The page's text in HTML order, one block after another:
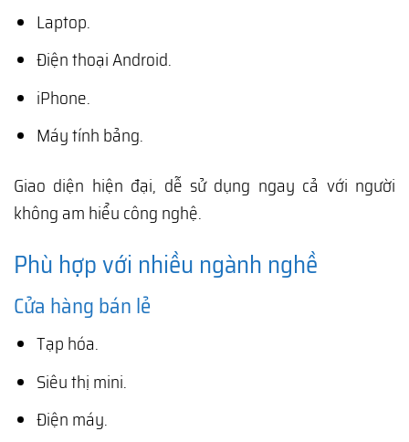
Laptop.
Điện thoại Android.
iPhone.
Máy tính bảng.
Giao diện hiện đại, dễ sử dụng ngay cả với người
không am hiểu công nghệ.
Phù hợp với nhiều ngành nghề
Cửa hàng bán lẻ
Tạp hóa.
Siêu thị mini.
Điện máy.